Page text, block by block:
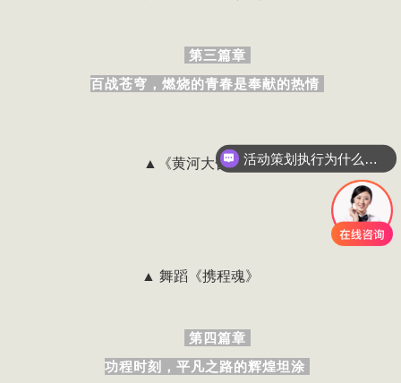
第三篇章
百战苍穹，燃烧的青春是奉献的热情
▲《黄河大合唱》
▲ 舞蹈《携程魂》
第四篇章
功程时刻，平凡之路的辉煌坦涂